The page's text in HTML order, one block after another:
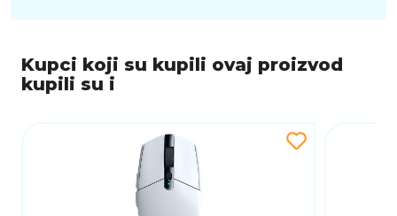
Kupci koji su kupili ovaj proizvod
kupili su i